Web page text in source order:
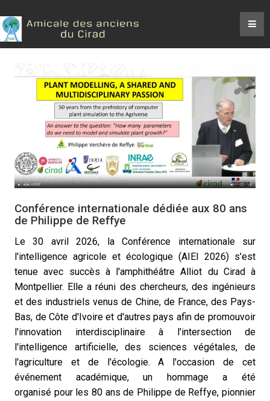
Conférence internationale dédiée aux 80 ans
de Philippe de Reffye
Le 30 avril 2026, la Conférence internationale sur
l'intelligence agricole et écologique (AIEI 2026) s'est
tenue avec succès à l'amphithéâtre Alliot du Cirad à
Montpellier. Elle a réuni des chercheurs, des ingénieurs
et des industriels venus de Chine, de France, des Pays-
Bas, de Côte d'Ivoire et d'autres pays afin de promouvoir
l'innovation interdisciplinaire à l'intersection de
l'intelligence artificielle, des sciences végétales, de
l'agriculture et de l'écologie. A l'occasion de cet
événement académique,un hommage a été
organisé pour les 80 ans de Philippe de Reffye, pionnier